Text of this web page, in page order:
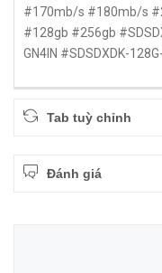
#170mb/s #180mb/s
#128gb #256gb
GN4IN #SDSDXDK-
Tab tuỳ chỉnh
Đánh giá